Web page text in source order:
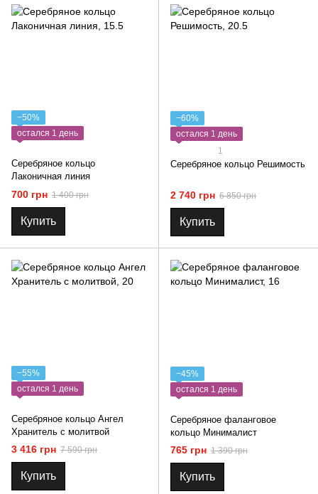
−50%
остался 1 день
Серебряное кольцо
Лаконичная линия
700 грн 1 400 грн
Купить
−60%
остался 1 день
1
Серебряное кольцо Решимость
2 740 грн 6 850 грн
Купить
−55%
остался 1 день
Серебряное кольцо Ангел
Хранитель с молитвой
3 416 грн 7 590 грн
Купить
−45%
остался 1 день
Серебряное фаланговое
кольцо Минималист
765 грн 1 390 грн
Купить